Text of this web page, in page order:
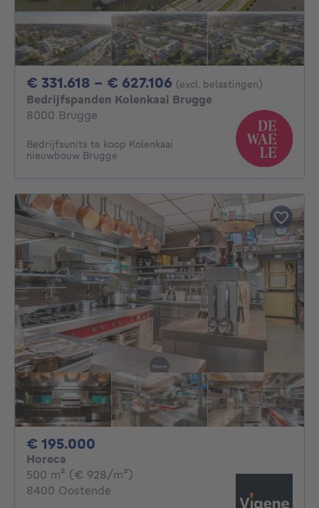
€ 331.618 - € 627.106 Van 331618€ Tot
(excl. belastingen)
Bedrijfspanden Kolenkaai Brugge
8000 Brugge
Bedrijfsunits te koop Kolenkaai
nieuwbouw Brugge
€ 195.000
Horeca
500 m² vierkante meters
(€ 928/m²)
8400 Oostende